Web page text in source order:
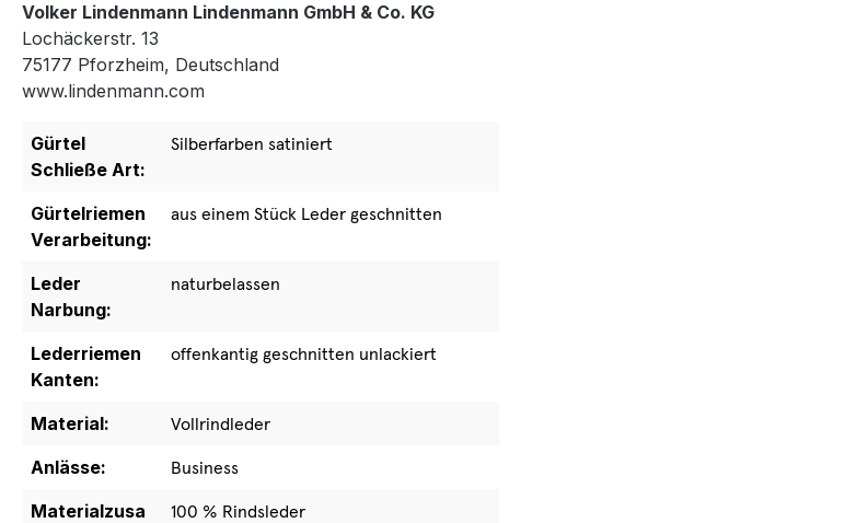
Volker Lindenmann Lindenmann GmbH & Co. KG
Lochäckerstr. 13
75177 Pforzheim, Deutschland
www.lindenmann.com
Gürtel
Schließe Art:
Silberfarben satiniert
Gürtelriemen
Verarbeitung:
aus einem Stück Leder geschnitten
Leder
Narbung:
naturbelassen
Lederriemen
Kanten:
offenkantig geschnitten unlackiert
Material:
Vollrindleder
Anlässe:
Business
Materialzusa
100 % Rindsleder